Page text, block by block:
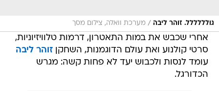
גולללללל. זוהר ליבה / מערכת וואלה, צילום מסך
אחרי שכבש את במות התאטרון, דרמות טלוויזיוניות,
סרטי קולנוע ואת עולם הדוגמנות, השחקןזוהר ליבה
עומד לנסות ולכבוש יעד לא פחות קשה: מגרש
הכדורגל.